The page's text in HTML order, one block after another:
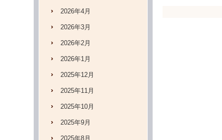
2026年4月
2026年3月
2026年2月
2026年1月
2025年12月
2025年11月
2025年10月
2025年9月
2025年8月